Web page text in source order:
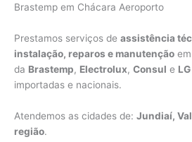
Brastemp em Chácara Aeroporto
Prestamos serviços de assistência
instalação, reparos e manutenção
da Brastemp, Electrolux, Consul e LG
importadas e nacionais.
Atendemos as cidades de: Jundiaí,
região.